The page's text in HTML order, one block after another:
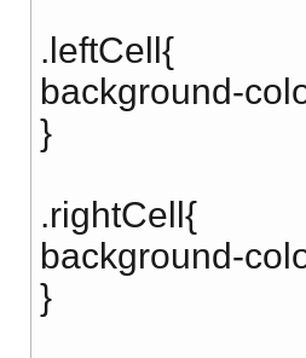
.leftCell{
background-
}
.rightCell{
background-
}